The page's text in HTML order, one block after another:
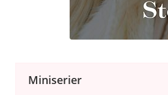
Miniserier